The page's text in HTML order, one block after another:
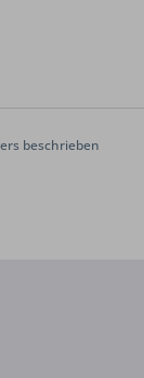
beschrieben